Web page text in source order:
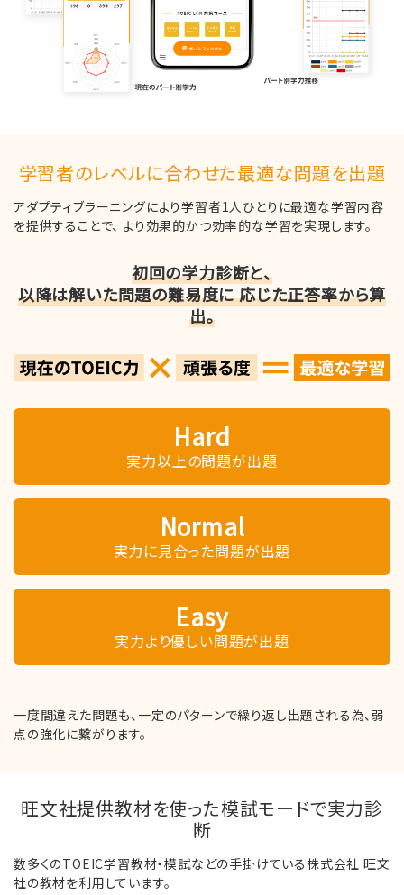
学習者のレベルに合わせた最適な問題を出題
アダプティブラーニングにより学習者1人ひとりに最適な学習内容
を提供することで、 より効果的かつ効率的な学習を実現します。
初回の学力診断と、
以降は解いた問題の難易度に 応じた正答率から算
出。
Hard
実力以上の問題が出題
Normal
実力に見合った問題が出題
Easy
実力より優しい問題が出題
一度間違えた問題も、一定のパターンで繰り返し出題される為、弱
点の強化に繋がります。
旺文社提供教材を使った模試モードで実力診
断
数多くのTOEIC学習教材・模試などの手掛けている株式会社 旺文
社の教材を利用しています。